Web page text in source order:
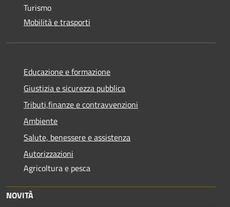
Turismo
Mobilità e trasporti
Educazione e formazione
Giustizia e sicurezza pubblica
Tributi,finanze e contravvenzioni
Ambiente
Salute, benessere e assistenza
Autorizzazioni
Agricoltura e pesca
NOVITÀ